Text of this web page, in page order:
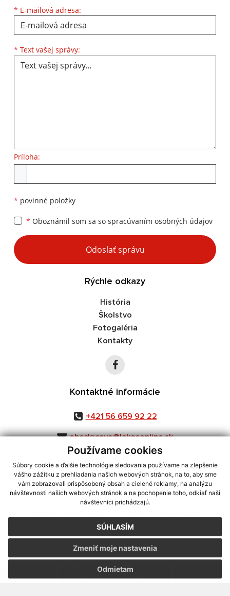
Používame cookies
Súbory cookie a ďalšie technológie sledovania používame na zlepšenie
vášho zážitku z prehliadania našich webových stránok, na to, aby sme
vám zobrazovali prispôsobený obsah a cielené reklamy, na analýzu
návštevnosti našich webových stránok a na pochopenie toho, odkiaľ naši
návštevníci prichádzajú.
SÚHLASÍM
Odmietam
Zmeniť moje nastavenia
* E-mailová adresa:
* Text vašej správy:
Príloha:
* povinné položky
* Oboznámil som sa so spracúvaním osobných údajov
Google reCaptcha Response
Odoslať správu
Rýchle odkazy
História
Školstvo
Fotogaléria
Kontakty
Kontaktné informácie
+421 56 659 92 22
obeckrcava@lekosonline.sk
využite možnosť získavania aktuálnych informácií s využitím RSS
CMS systém (redakčný) systém ECHELON 2,Mapa stránok,web portál
webex.digital, s.r.o.,domény,registrácia domény
Posledná aktualizácia:03.08.2026
Vytlačiť stránku|Vyhlásenie o prístupnosti